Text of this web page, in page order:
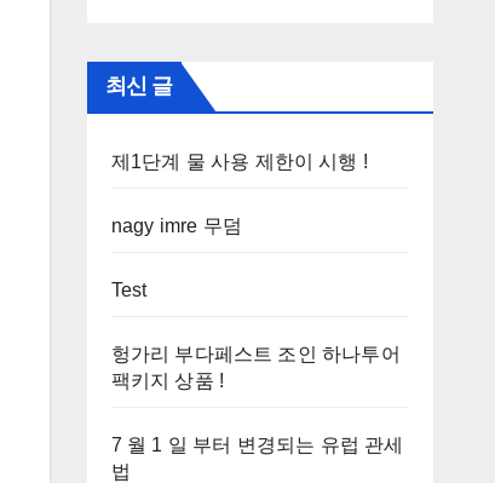
최신 글
제1단계 물 사용 제한이 시행 !
nagy imre 무덤
Test
헝가리 부다페스트 조인 하나투어
팩키지 상품 !
7 월 1 일 부터 변경되는 유럽 관세
법